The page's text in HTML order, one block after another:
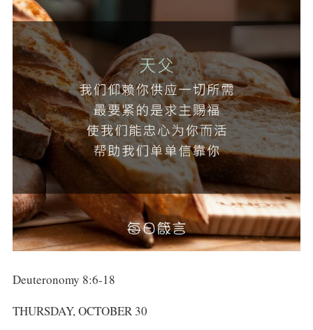
Deuteronomy 8:6-18
THURSDAY, OCTOBER 30